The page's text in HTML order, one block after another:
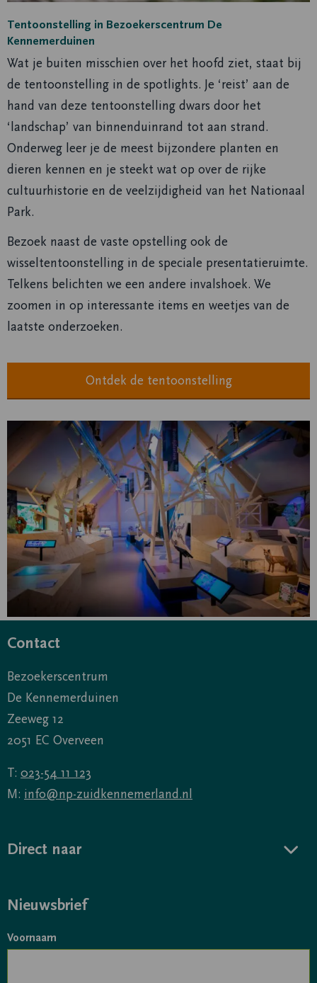
Tentoonstelling in Bezoekerscentrum De
Kennemerduinen
Wat je buiten misschien over het hoofd ziet, staat bij
de tentoonstelling in de spotlights. Je ‘reist’ aan de
hand van deze tentoonstelling dwars door het
‘landschap’ van binnenduinrand tot aan strand.
Onderweg leer je de meest bijzondere planten en
dieren kennen en je steekt wat op over de rijke
cultuurhistorie en de veelzijdigheid van het Nationaal
Park.
Bezoek naast de vaste opstelling ook de
wisseltentoonstelling in de speciale presentatieruimte.
Telkens belichten we een andere invalshoek. We
zoomen in op interessante items en weetjes van de
laatste onderzoeken.
Ontdek de tentoonstelling
Contact
Bezoekerscentrum
De Kennemerduinen
Zeeweg 12
2051 EC Overveen
T: 023-54 11 123
M: info@np-zuidkennemerland.nl
Direct naar
Nieuwsbrief
Voornaam